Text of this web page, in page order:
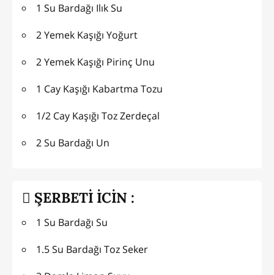
1 Su Bardağı Ilık Su
2 Yemek Kaşığı Yoğurt
2 Yemek Kaşığı Pirinç Unu
1 Cay Kaşığı Kabartma Tozu
1/2 Cay Kaşığı Toz Zerdeçal
2 Su Bardağı Un
ŞERBETİ İCİN :
1 Su Bardağı Su
1.5 Su Bardağı Toz Seker